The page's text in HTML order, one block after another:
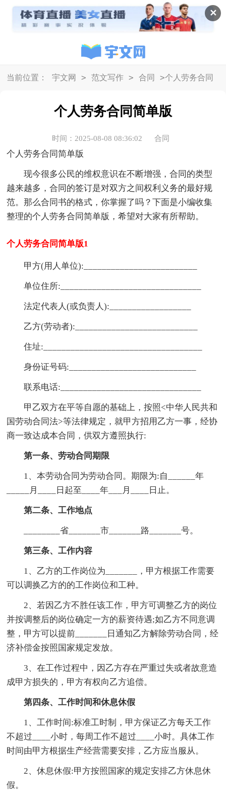
✕
当前位置： 宇文网 > 范文写作 > 合同 >个人劳务合同
个人劳务合同简单版
时间：2025-08-08 08:36:02 合同
个人劳务合同简单版
现今很多公民的维权意识在不断增强，合同的类型
越来越多，合同的签订是对双方之间权利义务的最好规
范。那么合同书的格式，你掌握了吗？下面是小编收集
整理的个人劳务合同简单版，希望对大家有所帮助。
个人劳务合同简单版1
甲方(用人单位):_________________________
单位住所:_______________________________
法定代表人(或负责人):__________________
乙方(劳动者):___________________________
住址:___________________________________
身份证号码:____________________________
联系电话:_______________________________
甲乙双方在平等自愿的基础上，按照<中华人民共和
国劳动合同法>等法律规定，就甲方招用乙方一事，经协
商一致达成本合同，供双方遵照执行:
第一条、劳动合同期限
1、本劳动合同为劳动合同。期限为:自______年
_____月____日起至____年___月____日止。
第二条、工作地点
________省_______市_______路_______号。
第三条、工作内容
1、乙方的工作岗位为_______，甲方根据工作需要
可以调换乙方的的工作岗位和工种。
2、若因乙方不胜任该工作，甲方可调整乙方的岗位
并按调整后的岗位确定一方的薪资待遇;如乙方不同意调
整，甲方可以提前_______日通知乙方解除劳动合同，经
济补偿金按照国家规定发放。
3、在工作过程中，因乙方存在严重过失或者故意造
成甲方损失的，甲方有权向乙方追偿。
第四条、工作时间和休息休假
1、工作时间:标准工时制，甲方保证乙方每天工作
不超过____小时，每周工作不超过____小时。具体工作
时间由甲方根据生产经营需要安排，乙方应当服从。
2、休息休假:甲方按照国家的规定安排乙方休息休
假。